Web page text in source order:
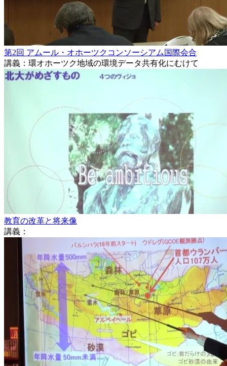
第2回 アムール・オホーツクコンソーシアム国際会合
講義：環オホーツク地域の環境データ共有化にむけて
教育の改革と将来像
講義：